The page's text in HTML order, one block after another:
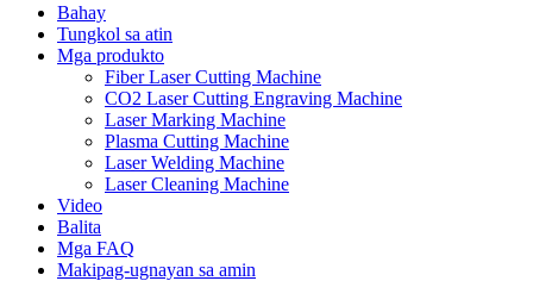
Bahay
Tungkol sa atin
Mga produkto
Fiber Laser Cutting Machine
CO2 Laser Cutting Engraving Machine
Laser Marking Machine
Plasma Cutting Machine
Laser Welding Machine
Laser Cleaning Machine
Video
Balita
Mga FAQ
Makipag-ugnayan sa amin